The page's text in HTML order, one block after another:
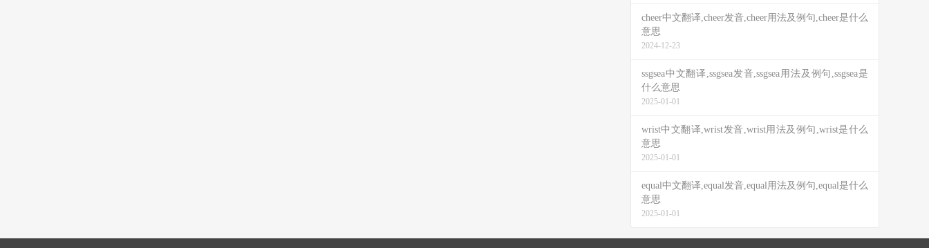
cheer中文翻译,cheer发音,cheer用法及例句,cheer是什么
意思
2024-12-23
ssgsea中文翻译,ssgsea发音,ssgsea用法及例句,ssgsea是
什么意思
2025-01-01
wrist中文翻译,wrist发音,wrist用法及例句,wrist是什么
意思
2025-01-01
equal中文翻译,equal发音,equal用法及例句,equal是什么
意思
2025-01-01